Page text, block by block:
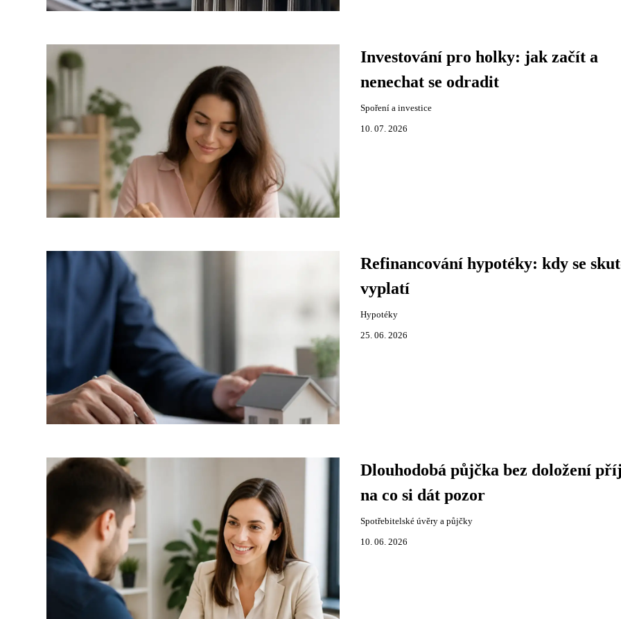
Investování pro holky: jak začít a
nenechat se odradit
Spoření a investice
10. 07. 2026
Refinancování hypotéky: kdy se
vyplatí
Hypotéky
25. 06. 2026
Dlouhodobá půjčka bez doložení
na co si dát pozor
Spotřebitelské úvěry a půjčky
10. 06. 2026